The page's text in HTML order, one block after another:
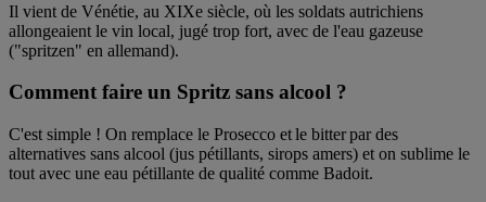
Il vient de Vénétie, au XIXe siècle, où les soldats autrichiens
allongeaient le vin local, jugé trop fort, avec de l'eau gazeuse
("spritzen" en allemand).
Comment faire un Spritz sans alcool ?
C'est simple ! On remplace le Prosecco et le bitter par des
alternatives sans alcool (jus pétillants, sirops amers) et on sublime le
tout avec une eau pétillante de qualité comme Badoit.